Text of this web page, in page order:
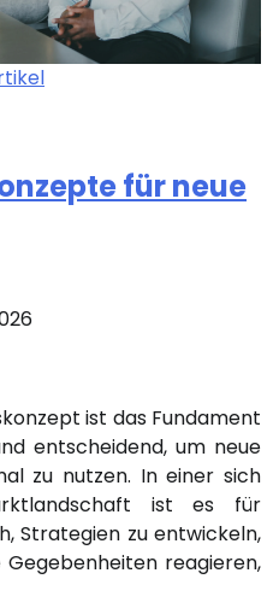
für neue
ist das Fundament
entscheidend, um neue
zu nutzen. In einer sich
ist es für
Strategien zu entwickeln,
reagieren,